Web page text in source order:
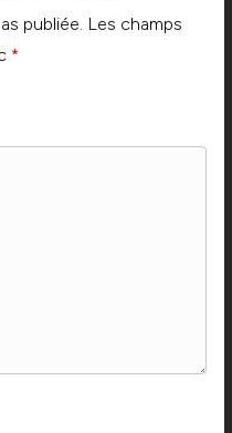
publiée. Les champs
*